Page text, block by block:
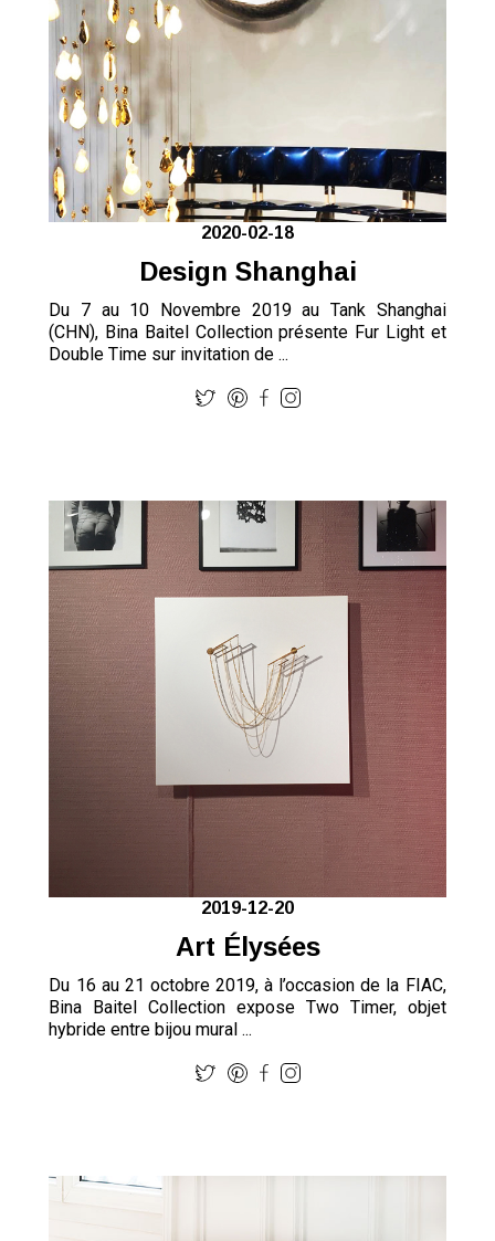
2020-02-18
Design Shanghai
Du 7 au 10 Novembre 2019 au Tank Shanghai
(CHN), Bina Baitel Collection présente Fur Light et
Double Time sur invitation de ...
2019-12-20
Art Élysées
Du 16 au 21 octobre 2019, à l’occasion de la FIAC,
Bina Baitel Collection expose Two Timer, objet
hybride entre bijou mural ...